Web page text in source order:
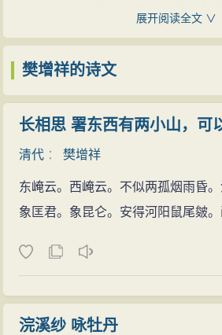
江总督任上，曾将鸡的五德抄录于
常以此为谈资。据《江宁光绪朝名
祥氏，尤喜金鸡，常书条幅于壁赞之
不见夫鸡乎？头戴冠者文也，足博
斗者勇也，见食相呼仁也，守夜不失
武、勇、仁、信五德。”此外，他在
白，黑夜逝去。坊间常论：鬼怕鸡鸣
夜里活动，鸡一啼，鬼魅打道回府。
祈福祛灾。樊增祥可算是恩施人将
业之《圆圆曲》。他又擅长骈文与
诗集有《云门初集》、《北游集
《涉江集》、《关中集》等50余种
书》。词集有《五十麝斋词赓》，亦
（1870），时任湖北学政（管一省
洞到宜昌视学，看到樊增祥的诗文
为潜江传经书院院长，主持讲席。樊
去做事又无以养家糊口，因此樊增祥
天伙食费不超过三十钱，生性不爱
“肉食堪怜骨相乖，闭门旬日学清斋
汤、饼盛于一个器皿中，连柴火费也
民俗、饮食、文化、水患等，均十分
展开阅读全文 ∨
樊增祥的诗文
长相思 署东西有两小山，可
清代 ：樊增祥
东崦云。西崦云。不似两孤烟雨昏。
象匡君。象昆仑。安得河阳鼠尾皴。
浣溪纱 咏牡丹